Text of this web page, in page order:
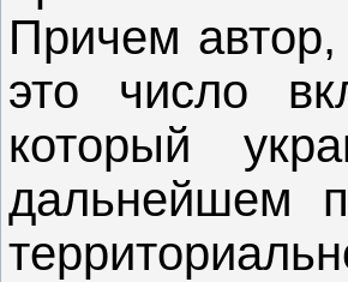
Причем
это число
который
дальнейшем